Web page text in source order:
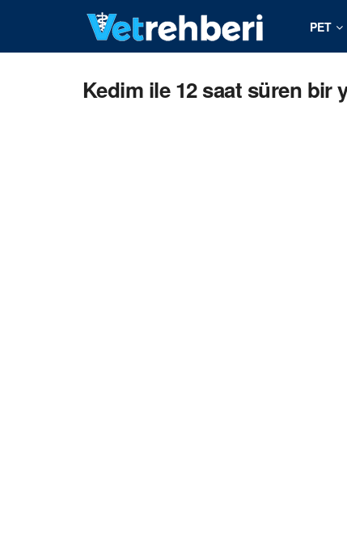
PET
Kedim ile 12 saat süren bir